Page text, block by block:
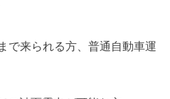
来られる方、普通自動車運